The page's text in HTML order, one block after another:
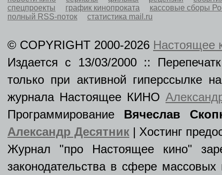
спецпроекты
график кинопроката
кассовые сборы
полный RSS-поток
статистика mail.ru
© COPYRIGHT 2000-2026 Настоящее
Издается с 13/03/2000 ::
только при активной гиперссылке
журнала Настоящее КИНО
Программирование Вячеслав
Александр Десятник | Хостинг
Журнал "про Настоящее кино"
законодательства в сфере